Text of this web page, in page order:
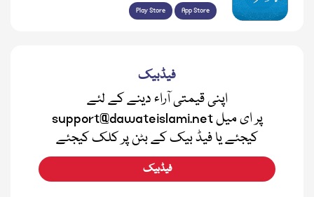
Play Store App Store
فیڈبیک
اپنی قیمتی آراء دینے کے لئے
support@dawateislami.net پر ای میل
کیجئے یا فیڈ بیک کے بٹن پر کلک کیجئے
فیڈبیک